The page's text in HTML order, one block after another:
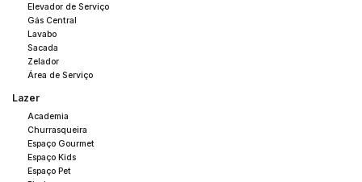
amplitude, comodidade e fácil acesso à praia e às principais
conveniências da cidade.
Imóvel disponível para visitação.
Agende sua visita.
Elevador de Serviço
Gás Central
Lavabo
Sacada
Zelador
Área de Serviço
Lazer
Academia
Churrasqueira
Espaço Gourmet
Espaço Kids
Espaço Pet